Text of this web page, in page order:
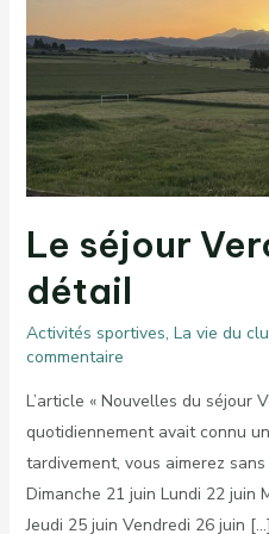
Le séjour
détail
Activités sportives, La vie du
commentaire
L’article « Nouvelles du séjour
quotidiennement avait connu
tardivement, vous aimerez
Dimanche 21 juin Lundi 22 juin
Jeudi 25 juin Vendredi 26 juin […]